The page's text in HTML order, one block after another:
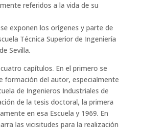
referidos a la vida de su
exponen los orígenes y parte de
Técnica Superior de Ingeniería
Sevilla.
capítulos. En el primero se
formación del autor, especialmente
de Ingenieros Industriales de
de la tesis doctoral, la primera
en esa Escuela y 1969. En
las vicisitudes para la realización